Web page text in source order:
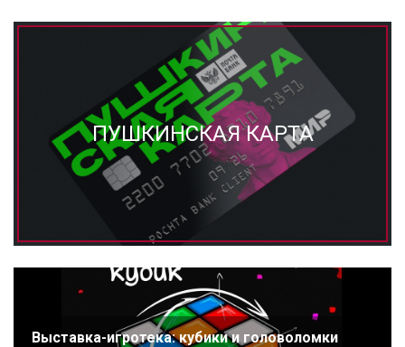
ПУШКИНСКАЯ КАРТА
Выставка-игротека: кубики и головоломки